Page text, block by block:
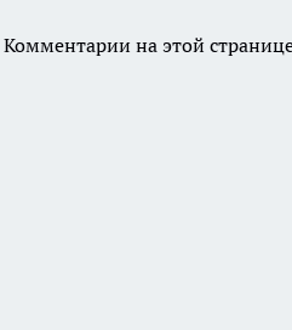
Комментарии на этой